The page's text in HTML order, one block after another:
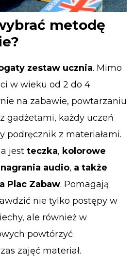
metodę
zestaw ucznia. Mimo
w wieku od 2 do 4
na zabawie, powtarzaniu
gadżetami, każdy uczeń
podręcznik z materiałami.
jest teczka, kolorowe
audio, a także
Plac Zabaw. Pomagają
nie tylko postępy w
ale również w
powtórzyć
zajęć materiał.